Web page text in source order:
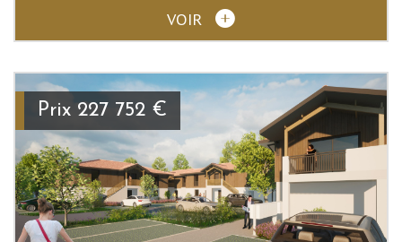
VOIR
Prix 227 752 €